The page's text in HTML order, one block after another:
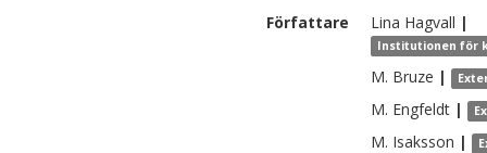
Författare Lina Hagvall |
Institutionen för
M. Bruze |
M. Engfeldt |
M. Isaksson |